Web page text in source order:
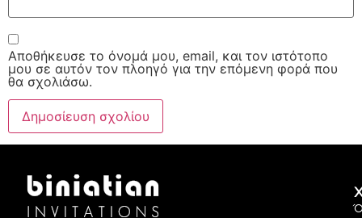
Αποθήκευσε το όνομά μου, email, και τον ιστότοπο
μου σε αυτόν τον πλοηγό για την επόμενη φορά που
θα σχολιάσω.